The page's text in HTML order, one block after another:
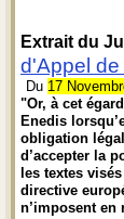
Extrait du
d'Appel
Du 17
"Or, à cet
Enedis
obligation
d’accepter la
les textes
directive
n’imposent